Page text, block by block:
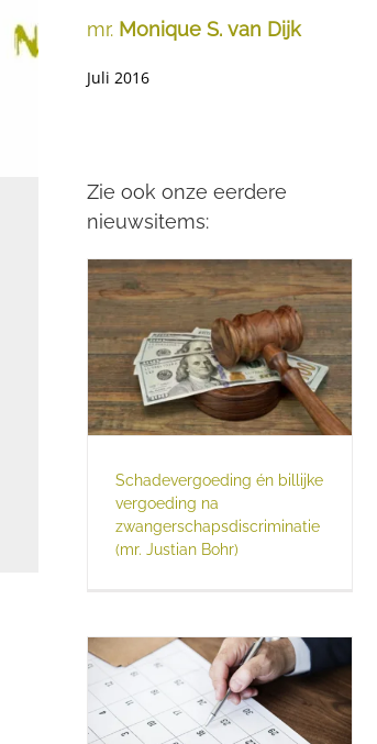
mr. Monique S. van Dijk
Juli 2016
Zie ook onze eerdere
nieuwsitems:
Schadevergoeding én billijke
vergoeding na
zwangerschapsdiscriminatie
(mr. Justian Bohr)